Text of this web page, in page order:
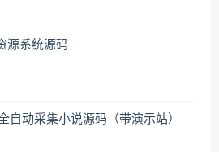
源系统源码
自动采集小说源码（带演示站）